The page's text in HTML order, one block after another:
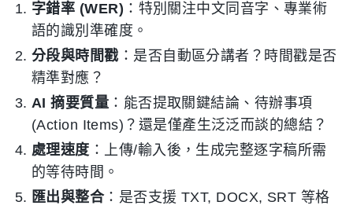
字錯率 (WER) ：特別關注中文同音字、專業術
語的識別準確度。
分段與時間戳：是否自動區分講者？時間戳是否
精準對應？
AI 摘要質量 ：能否提取關鍵結論、待辦事項
(Action Items)？還是僅產生泛泛而談的總結？
處理速度 ：上傳/輸入後，生成完整逐字稿所需
的等待時間。
匯出與整合：是否支援 TXT, DOCX, SRT 等格